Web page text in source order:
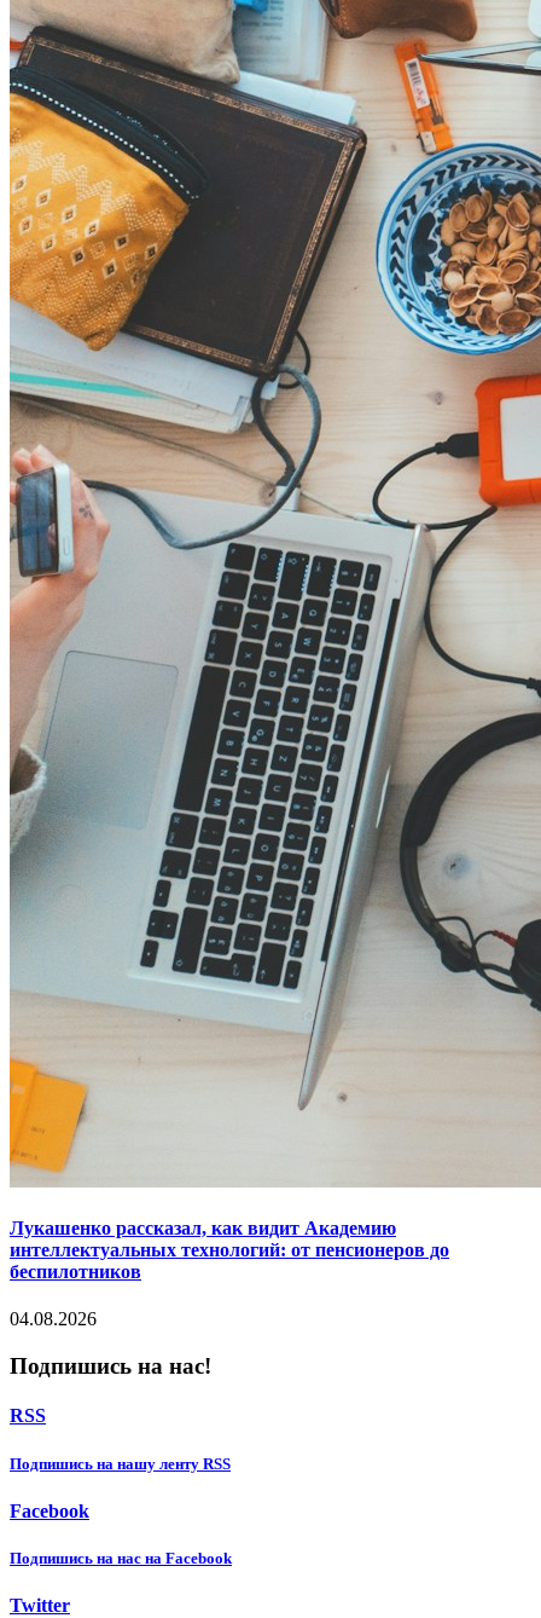
Лукашенко рассказал, как видит Академию
интеллектуальных технологий: от пенсионеров до
беспилотников
04.08.2026
Подпишись на нас!
RSS
Подпишиcь на нашу ленту RSS
Facebook
Подпишиcь на нас на Facebook
Twitter